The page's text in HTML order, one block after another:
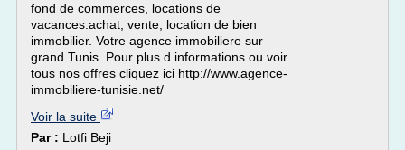
fond de commerces, locations de
vacances.achat, vente, location de bien
immobilier. Votre agence immobiliere sur
grand Tunis. Pour plus d informations ou voir
tous nos offres cliquez ici http://www.agence-
immobiliere-tunisie.net/
Voir la suite
Par : Lotfi Beji